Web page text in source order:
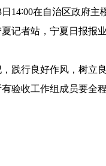
日 14∶00在自治区政府主
记者站， 宁夏日报报
践行良好作风，树立
验收工作组成员要全